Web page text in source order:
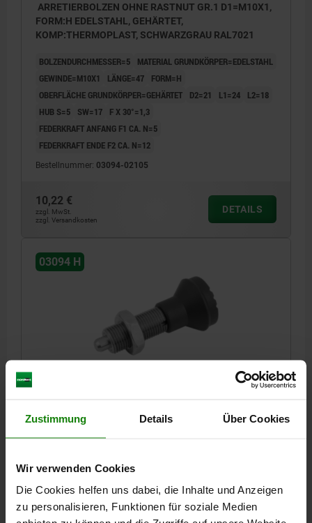
Zustimmung Details Über Cookies
Wir verwenden Cookies
Die Cookies helfen uns dabei, die Inhalte und Anzeigen
zu personalisieren, Funktionen für soziale Medien
ARRETIERBOLZEN OHNE RASTNUT GR.1 D1=M10X1,
FORM:H EDELSTAHL, GEHÄRTET,
KOMP:THERMOPLAST, SCHWARZGRAU RAL7021
BOLZENDURCHMESSER=5
MATERIAL GRUNDKÖRPER=EDELSTAHL
GEWINDE=M10X1
LÄNGE=47
FORM=H
OBERFLÄCHE GRUNDKÖRPER=GEHÄRTET
D2=21 L1=24
L2=18
HUB S=5
SW=17
F X 30°=1,3
FEDERKRAFT ANFANG F1 CA. N=5
FEDERKRAFT ENDE F2 CA. N=12
Bestellnummer: 03094-02105
10,22 €
zzgl. MwSt.
zzgl. Versandkosten
DETAILS
03094 H
OBERFLÄCHE GRUNDKÖRPER=GEHÄRTET
HUB S=6
SW=19
F X 30°=1,8
FEDERKRAFT ANFANG F1 CA. N=6
FEDERKRAFT ENDE F2 CA. N=14